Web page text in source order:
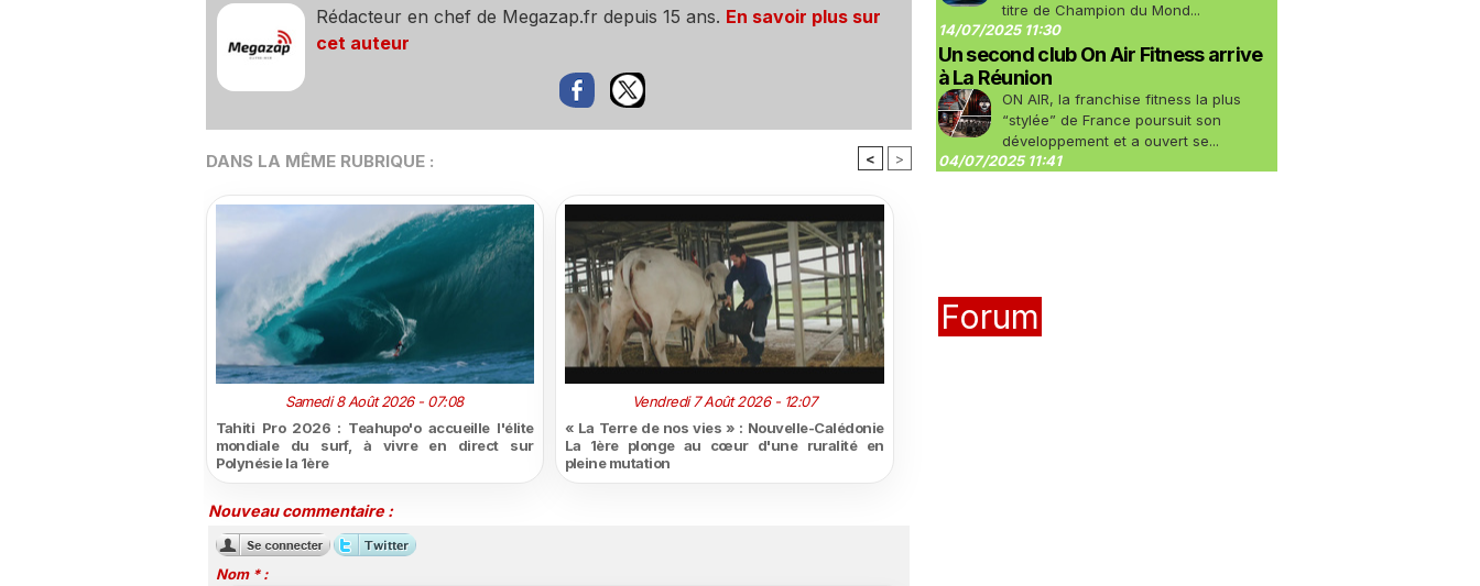
Rédacteur en chef de Megazap.fr depuis 15 ans. En savoir plus sur
cet auteur
DANS LA MÊME RUBRIQUE : < >
Samedi 8 Août 2026 - 07:08
Tahiti Pro 2026 : Teahupo'o accueille l'élite
mondiale du surf, à vivre en direct sur
Polynésie la 1ère
Vendredi 7 Août 2026 - 12:07
« La Terre de nos vies » : Nouvelle-Calédonie
La 1ère plonge au cœur d'une ruralité en
pleine mutation
Nouveau commentaire :
Nom * :
titre de Champion du Mond...
14/07/2025 11:30
Un second club On Air Fitness arrive
à La Réunion
ON AIR, la franchise fitness la plus
“stylée” de France poursuit son
développement et a ouvert se...
04/07/2025 11:41
Forum